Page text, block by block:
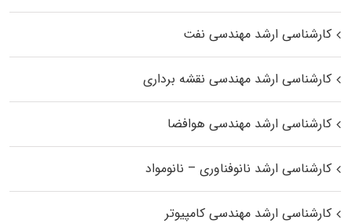
کارشناسی ارشد مهندسی نفت
کارشناسی ارشد مهندسی نقشه برداری
کارشناسی ارشد مهندسی هوافضا
کارشناسی ارشد نانوفناوری – نانومواد
کارشناسی ارشد مهندسی کامپیوتر